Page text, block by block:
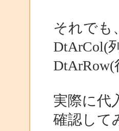
それでも、
DtArCol(
DtArRow(
実際に代
確認して